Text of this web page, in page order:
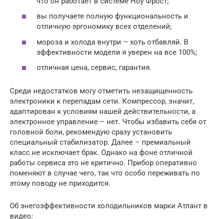
вы получаете полную функциональность и
отличную эргономику всех отделений;
мороза и холода внутри – хоть отбавляй. В
эффективности модели я уверен на все 100%;
отличная цена, сервис, гарантия.
Среди недостатков могу отметить незащищенность
электроники к перепадам сети. Компрессор, значит,
адаптирован к условиям нашей действительности, а
электронное управление – нет. Чтобы избавить себя от
головной боли, рекомендую сразу установить
специальный стабилизатор. Далее – премиальный
класс не исключает брак. Однако на фоне отличной
работы сервиса это не критично. Прибор оперативно
поменяют в случае чего, так что особо переживать по
этому поводу не приходится.
Об энегоэффективности холодильников марки Атлант в
видео: